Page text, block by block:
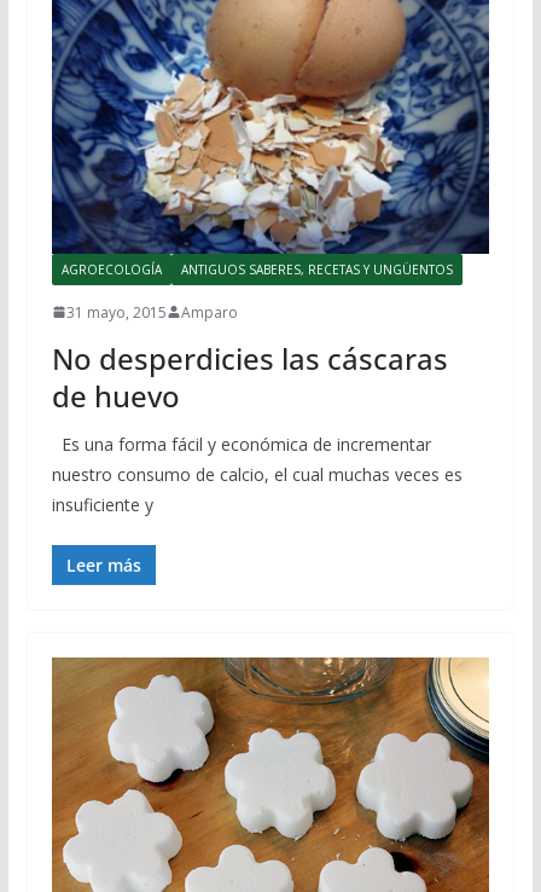
AGROECOLOGÍA ANTIGUOS SABERES, RECETAS Y UNGÜENTOS
31 mayo, 2015 Amparo
No desperdicies las cáscaras
de huevo
Es una forma fácil y económica de incrementar
nuestro consumo de calcio, el cual muchas veces es
insuficiente y
Leer más